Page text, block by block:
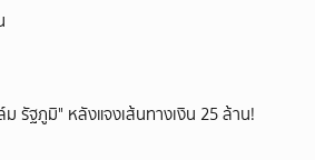
รัฐภูมิ" หลังแจงเส้นทางเงิน 25 ล้าน!